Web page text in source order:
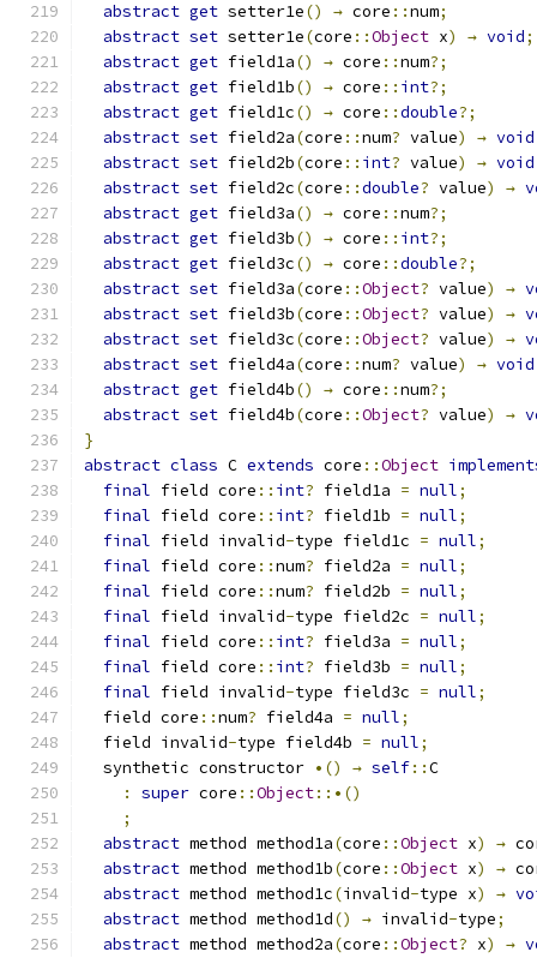
abstract get setter1e() → core ::num;
abstract set setter1e(core ::Object x) → void;
abstract get field1a() → core ::num?;
abstract get field1b() → core :: int?;
abstract get field1c() → core ::double?;
abstract set field2a(core ::num? value) → void
abstract set field2b(core :: int? value) → void
abstract set field2c(core ::double? value) →
abstract get field3a() → core ::num?;
abstract get field3b() → core :: int?;
abstract get field3c() → core ::double?;
abstract set field3a(core ::Object? value) →
abstract set field3b(core ::Object? value) →
abstract set field3c(core ::Object? value) →
abstract set field4a(core ::num? value) → void
abstract get field4b() → core ::num?;
abstract set field4b(core ::Object? value) →
}
abstract class C extends core ::Object
final field core :: int? field1a = null;
final field core :: int? field1b = null;
final field invalid-type field1c = null;
final field core ::num? field2a = null;
final field core ::num? field2b = null;
final field invalid-type field2c = null;
final field core :: int? field3a = null;
final field core :: int? field3b = null;
final field invalid-type field3c = null;
  field core
::num? field4a = null;
  field invalid
-type field4b = null;
  synthetic constructor
•() → self::C
:
super core ::Object::•()
;
abstract method method1a(core ::Object x) →
abstract method method1b(core ::Object x) →
abstract method method1c(invalid-type x) →
abstract method method1d() → invalid-type;
abstract method method2a(core ::Object? x) →